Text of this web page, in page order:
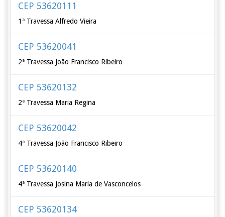
CEP 53620111
1ª Travessa Alfredo Vieira
CEP 53620041
2ª Travessa João Francisco Ribeiro
CEP 53620132
2ª Travessa Maria Regina
CEP 53620042
4ª Travessa João Francisco Ribeiro
CEP 53620140
4ª Travessa Josina Maria de Vasconcelos
CEP 53620134